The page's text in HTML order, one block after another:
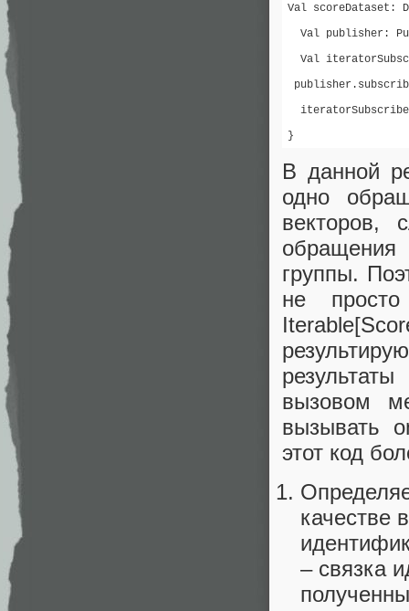
Val scoreDataset:
Val publisher:
Val
}
В данной
одно
векторов,
группы.
не
вызовом
вызывать
этот код
качестве
– связка